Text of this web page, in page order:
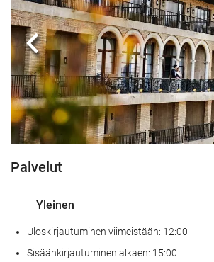
Edellinen
Palvelut
Yleinen
Uloskirjautuminen viimeistään: 12:00
Sisäänkirjautuminen alkaen: 15:00